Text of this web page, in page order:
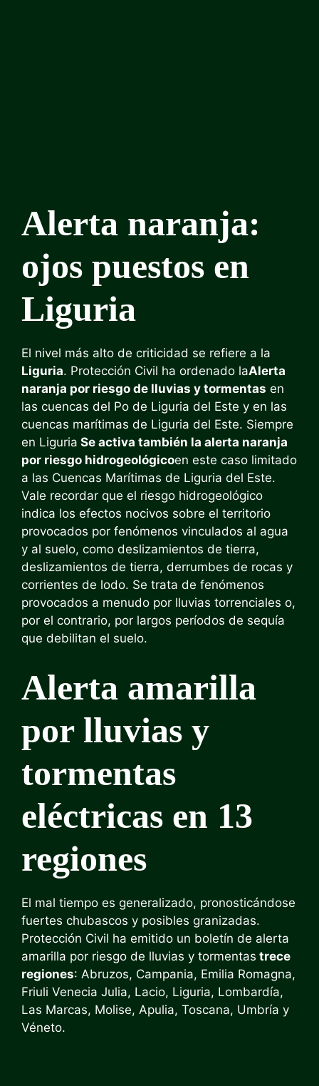
Alerta naranja:
ojos puestos en
Liguria
El nivel más alto de criticidad se refiere a la
Liguria. Protección Civil ha ordenado laAlerta
naranja por riesgo de lluvias y tormentas en
las cuencas del Po de Liguria del Este y en las
cuencas marítimas de Liguria del Este. Siempre
en Liguria Se activa también la alerta naranja
por riesgo hidrogeológicoen este caso limitado
a las Cuencas Marítimas de Liguria del Este.
Vale recordar que el riesgo hidrogeológico
indica los efectos nocivos sobre el territorio
provocados por fenómenos vinculados al agua
y al suelo, como deslizamientos de tierra,
deslizamientos de tierra, derrumbes de rocas y
corrientes de lodo. Se trata de fenómenos
provocados a menudo por lluvias torrenciales o,
por el contrario, por largos períodos de sequía
que debilitan el suelo.
Alerta amarilla
por lluvias y
tormentas
eléctricas en 13
regiones
El mal tiempo es generalizado, pronosticándose
fuertes chubascos y posibles granizadas.
Protección Civil ha emitido un boletín de alerta
amarilla por riesgo de lluvias y tormentas trece
regiones: Abruzos, Campania, Emilia Romagna,
Friuli Venecia Julia, Lacio, Liguria, Lombardía,
Las Marcas, Molise, Apulia, Toscana, Umbría y
Véneto.